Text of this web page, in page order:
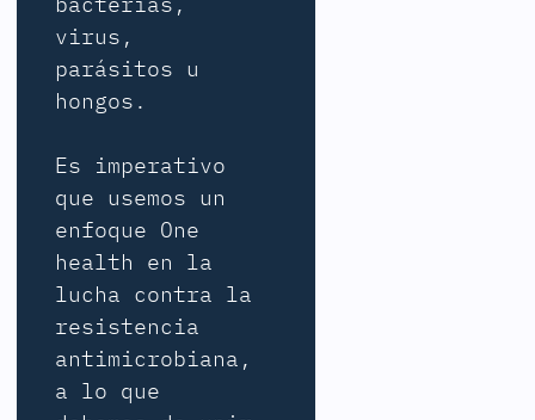
virus,
parásitos u
hongos.
Es imperativo
que usemos un
enfoque One
health en la
lucha contra la
resistencia
antimicrobiana,
a lo que